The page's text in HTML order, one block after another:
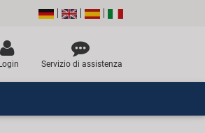
Servizio di assistenza